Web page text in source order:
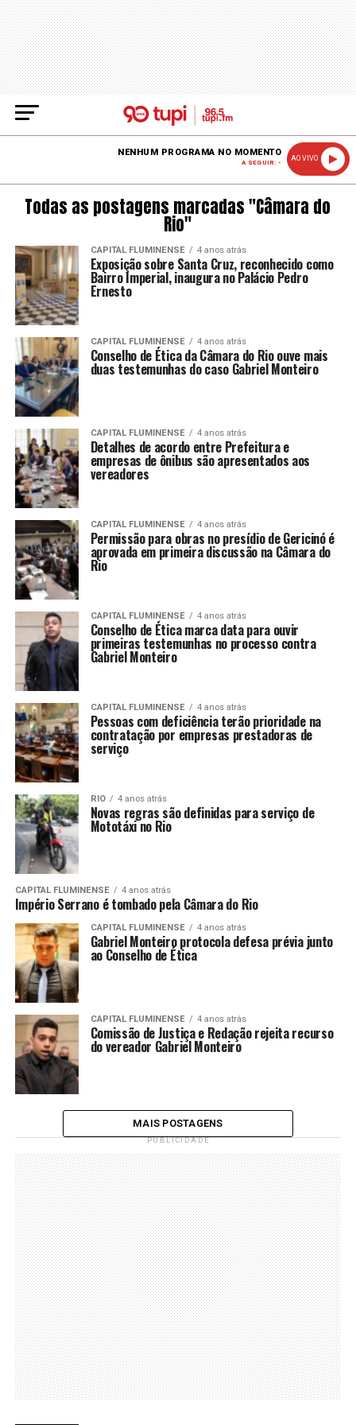
NENHUM PROGRAMA NO MOMENTO
A SEGUIR: -
AO VIVO
Todas as postagens marcadas "Câmara do
Rio"
CAPITAL FLUMINENSE 4 anos atrás
Exposição sobre Santa Cruz, reconhecido como
Bairro Imperial, inaugura no Palácio Pedro
Ernesto
CAPITAL FLUMINENSE 4 anos atrás
Conselho de Ética da Câmara do Rio ouve mais
duas testemunhas do caso Gabriel Monteiro
CAPITAL FLUMINENSE 4 anos atrás
Detalhes de acordo entre Prefeitura e
empresas de ônibus são apresentados aos
vereadores
CAPITAL FLUMINENSE 4 anos atrás
Permissão para obras no presídio de Gericinó é
aprovada em primeira discussão na Câmara do
Rio
CAPITAL FLUMINENSE 4 anos atrás
Conselho de Ética marca data para ouvir
primeiras testemunhas no processo contra
Gabriel Monteiro
CAPITAL FLUMINENSE 4 anos atrás
Pessoas com deficiência terão prioridade na
contratação por empresas prestadoras de
serviço
RIO 4 anos atrás
Novas regras são definidas para serviço de
Mototáxi no Rio
CAPITAL FLUMINENSE 4 anos atrás
Império Serrano é tombado pela Câmara do Rio
CAPITAL FLUMINENSE 4 anos atrás
Gabriel Monteiro protocola defesa prévia junto
ao Conselho de Ética
CAPITAL FLUMINENSE 4 anos atrás
Comissão de Justiça e Redação rejeita recurso
do vereador Gabriel Monteiro
MAIS POSTAGENS
PUBLICIDADE